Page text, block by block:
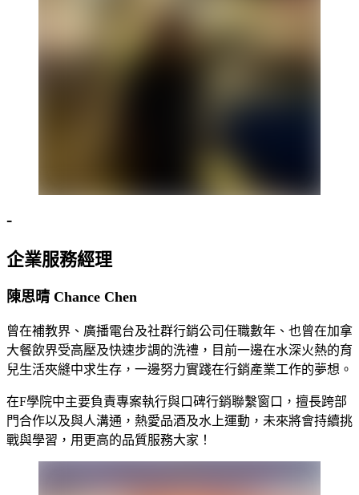
-
企業服務經理
陳思晴 Chance Chen
曾在補教界、廣播電台及社群行銷公司任職數年、也曾在加拿
大餐飲界受高壓及快速步調的洗禮，目前一邊在水深火熱的育
兒生活夾縫中求生存，一邊努力實踐在行銷產業工作的夢想。
在F學院中主要負責專案執行與口碑行銷聯繫窗口，擅長跨部
門合作以及與人溝通，熱愛品酒及水上運動，未來將會持續挑
戰與學習，用更高的品質服務大家！